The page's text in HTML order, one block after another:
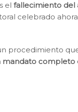
el fallecimiento del
celebrado
procedimiento
mandato completo